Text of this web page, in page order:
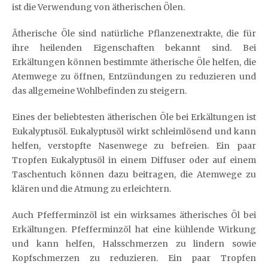
ist die Verwendung von ätherischen Ölen.
Ätherische Öle sind natürliche Pflanzenextrakte, die für
ihre heilenden Eigenschaften bekannt sind. Bei
Erkältungen können bestimmte ätherische Öle helfen, die
Atemwege zu öffnen, Entzündungen zu reduzieren und
das allgemeine Wohlbefinden zu steigern.
Eines der beliebtesten ätherischen Öle bei Erkältungen ist
Eukalyptusöl. Eukalyptusöl wirkt schleimlösend und kann
helfen, verstopfte Nasenwege zu befreien. Ein paar
Tropfen Eukalyptusöl in einem Diffuser oder auf einem
Taschentuch können dazu beitragen, die Atemwege zu
klären und die Atmung zu erleichtern.
Auch Pfefferminzöl ist ein wirksames ätherisches Öl bei
Erkältungen. Pfefferminzöl hat eine kühlende Wirkung
und kann helfen, Halsschmerzen zu lindern sowie
Kopfschmerzen zu reduzieren. Ein paar Tropfen